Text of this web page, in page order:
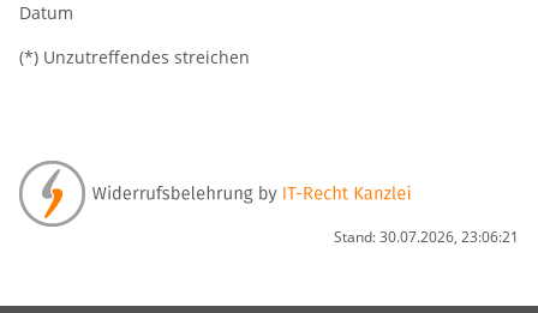
Datum
(*) Unzutreffendes streichen
Stand: 30.07.2026, 23:06:21